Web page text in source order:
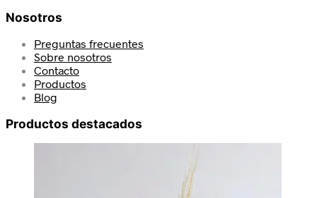
Nosotros
Preguntas frecuentes
Sobre nosotros
Contacto
Productos
Blog
Productos destacados